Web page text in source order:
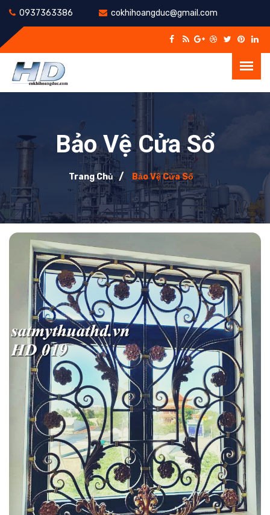
0937363386 cokhihoangduc@gmail.com
Bảo Vệ Cửa Sổ
Trang Chủ Bảo Vệ Cửa Sổ